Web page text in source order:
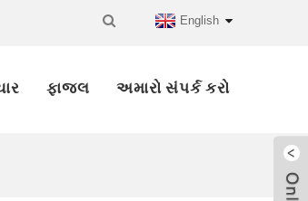
English
ફાજલ અમારો સંપર્ક કરો